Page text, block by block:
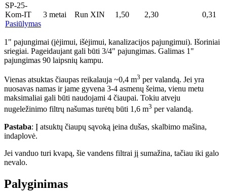
SP-25-
Kom-IT
Pasiūlymas
3 metai Run XIN 1,50 2,30 0,31
1" pajungimai (įėjimui, išėjimui, kanalizacijos pajungimui). Išoriniai
sriegiai. Pageidaujant gali būti 3/4" pajungimas. Galimas 1"
pajungimas 90 laipsnių kampu.
Vienas atsuktas čiaupas reikalauja ~0,4 m3 per valandą. Jei yra
nuosavas namas ir jame gyvena 3-4 asmenų šeima, vienu metu
maksimaliai gali būti naudojami 4 čiaupai. Tokiu atveju
nugeležinimo filtrų našumas turėtų būti 1,6 m3 per valandą.
Pastaba: Į atsuktų čiaupų sąvoką įeina dušas, skalbimo mašina,
indaplovė.
Jei vanduo turi kvapą, šie vandens filtrai jį sumažina, tačiau iki galo
nevalo.
Palyginimas